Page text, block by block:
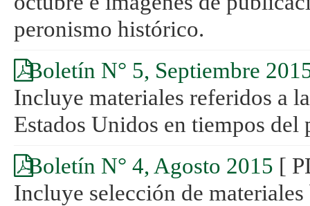
peronismo histórico.
Boletín N° 5, Septiembre
Incluye materiales referidos a
Estados Unidos en tiempos del
Boletín N° 4, Agosto 2015 [
Incluye selección de